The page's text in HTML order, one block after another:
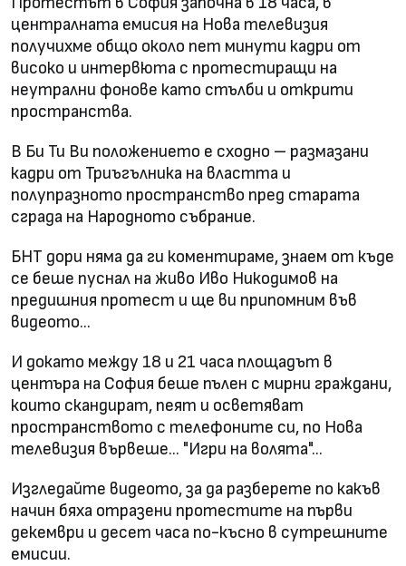
централната емисия на Нова телевизия
получихме общо около пет минути кадри от
високо и интервюта с протестиращи на
неутрални фонове като стълби и открити
пространства.
В Би Ти Ви положението е сходно – размазани
кадри от Триъгълника на властта и
полупразното пространство пред старата
сграда на Народното събрание.
БНТ дори няма да ги коментираме, знаем от къде
се беше пуснал на живо Иво Никодимов на
предишния протест и ще ви припомним във
видеото...
И докато между 18 и 21 часа площадът в
центъра на София беше пълен с мирни граждани,
които скандират, пеят и осветяват
пространството с телефоните си, по Нова
телевизия вървеше... "Игри на волята"...
Изгледайте видеото, за да разберете по какъв
начин бяха отразени протестите на първи
декември и десет часа по-късно в сутрешните
емисии.